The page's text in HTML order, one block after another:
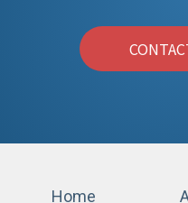
Home